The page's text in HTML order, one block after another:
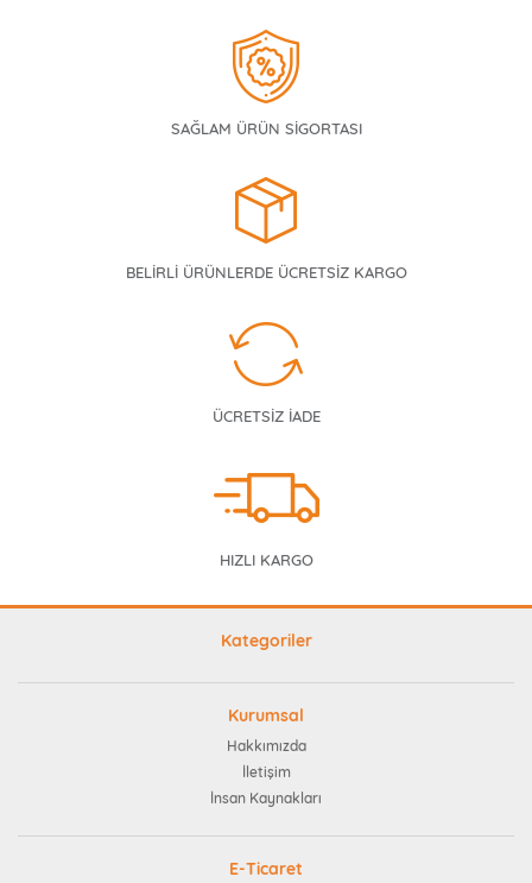
SAĞLAM ÜRÜN SİGORTASI
BELİRLİ ÜRÜNLERDE ÜCRETSİZ KARGO
ÜCRETSİZ İADE
HIZLI KARGO
Kategoriler
Kurumsal
Hakkımızda
İletişim
İnsan Kaynakları
E-Ticaret